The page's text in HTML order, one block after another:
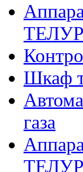
Шкаф
газа
ТЕЛУР